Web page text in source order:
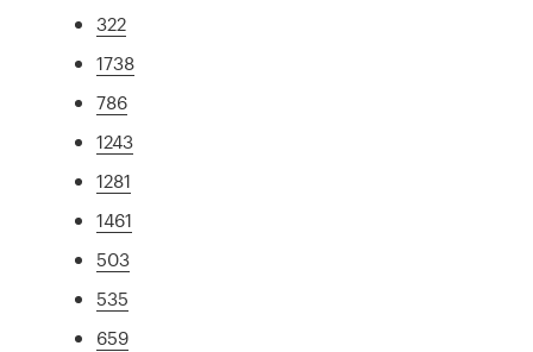
322
1738
786
1243
1281
1461
503
535
659